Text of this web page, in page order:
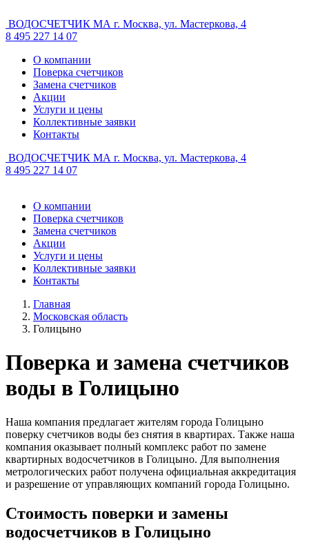
ВОДОСЧЕТЧИК МА г. Москва, ул. Мастеркова, 4
8 495 227 14 07
О компании
Поверка счетчиков
Замена счетчиков
Акции
Услуги и цены
Коллективные заявки
Контакты
ВОДОСЧЕТЧИК МА г. Москва, ул. Мастеркова, 4
8 495 227 14 07
О компании
Поверка счетчиков
Замена счетчиков
Акции
Услуги и цены
Коллективные заявки
Контакты
Главная
Московская область
Голицыно
Поверка и замена счетчиков
воды в Голицыно
Наша компания предлагает жителям города Голицыно
поверку счетчиков воды без снятия в квартирах. Также наша
компания оказывает полный комплекс работ по замене
квартирных водосчетчиков в Голицыно. Для выполнения
метрологических работ получена официальная аккредитация
и разрешение от управляющих компаний города Голицыно.
Стоимость поверки и замены
водосчетчиков в Голицыно